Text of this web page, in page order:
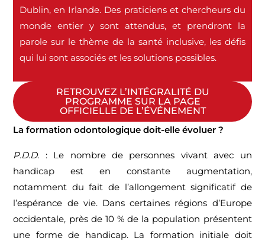
Dublin, en Irlande. Des praticiens et chercheurs du
monde entier y sont attendus, et prendront la
parole sur le thème de la santé inclusive, les défis
qui lui sont associés et les solutions possibles.
RETROUVEZ L’INTÉGRALITÉ DU
PROGRAMME SUR LA PAGE
OFFICIELLE DE L’ÉVÉNEMENT
La formation odontologique doit-elle évoluer ?
P.D.D. : Le nombre de personnes vivant avec un
handicap est en constante augmentation,
notamment du fait de l’allongement significatif de
l’espérance de vie. Dans certaines régions d’Europe
occidentale, près de 10 % de la population présentent
une forme de handicap. La formation initiale doit